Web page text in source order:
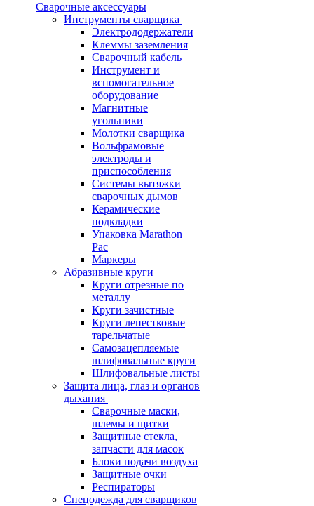
Сварочные аксессуары
Инструменты сварщика
Электрододержатели
Клеммы заземления
Сварочный кабель
Инструмент и
вспомогательное
оборудование
Магнитные
угольники
Молотки сварщика
Вольфрамовые
электроды и
приспособления
Системы вытяжки
сварочных дымов
Керамические
подкладки
Упаковка Marathon
Pac
Маркеры
Абразивные круги
Круги отрезные по
металлу
Круги зачистные
Круги лепестковые
тарельчатые
Самозацепляемые
шлифовальные круги
Шлифовальные листы
Защита лица, глаз и органов
дыхания
Сварочные маски,
шлемы и щитки
Защитные стекла,
запчасти для масок
Блоки подачи воздуха
Защитные очки
Респираторы
Спецодежда для сварщиков